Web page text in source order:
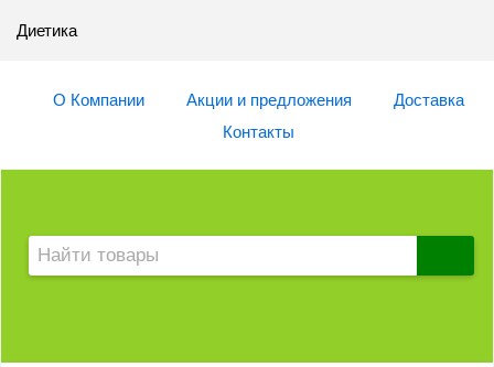
Диетика
О Компании Акции и предложения
Доставка
Контакты